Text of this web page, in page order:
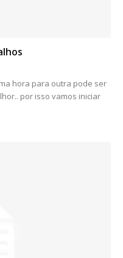
hora para outra pode ser
por isso vamos iniciar